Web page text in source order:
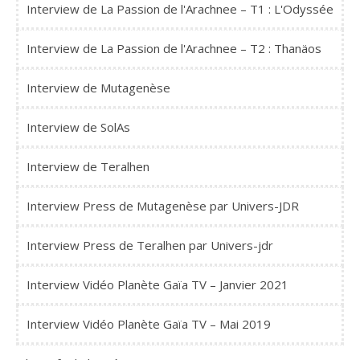
Interview de La Passion de l'Arachnee – T1 : L'Odyssée
Interview de La Passion de l'Arachnee – T2 : Thanäos
Interview de Mutagenèse
Interview de SolAs
Interview de Teralhen
Interview Press de Mutagenèse par Univers-JDR
Interview Press de Teralhen par Univers-jdr
Interview Vidéo Planète Gaïa TV – Janvier 2021
Interview Vidéo Planète Gaïa TV – Mai 2019